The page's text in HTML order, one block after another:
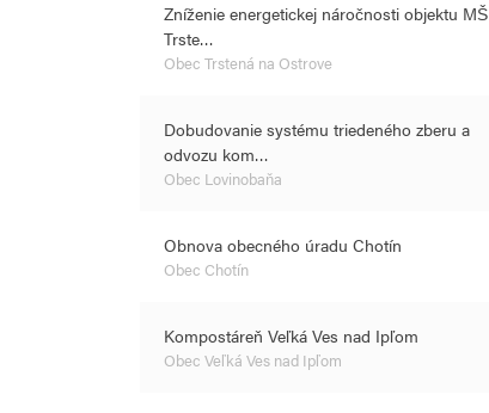
Zníženie energetickej náročnosti objektu MŠ
Trste…
Obec Trstená na Ostrove
Dobudovanie systému triedeného zberu a
odvozu kom…
Obec Lovinobaňa
Obnova obecného úradu Chotín
Obec Chotín
Kompostáreň Veľká Ves nad Ipľom
Obec Veľká Ves nad Ipľom